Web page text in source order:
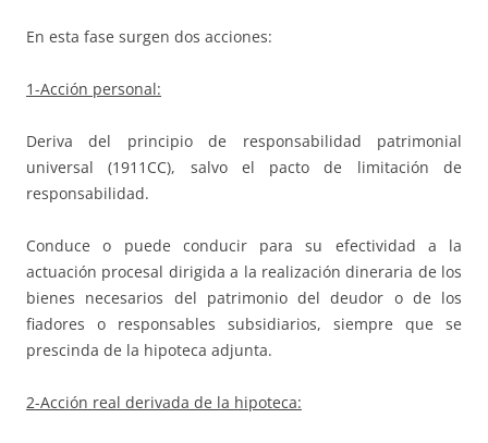
En esta fase surgen dos acciones:
1-Acción personal:
Deriva del principio de responsabilidad patrimonial
universal (1911CC), salvo el pacto de limitación de
responsabilidad.
Conduce o puede conducir para su efectividad a la
actuación procesal dirigida a la realización dineraria de los
bienes necesarios del patrimonio del deudor o de los
fiadores o responsables subsidiarios, siempre que se
prescinda de la hipoteca adjunta.
2-Acción real derivada de la hipoteca: